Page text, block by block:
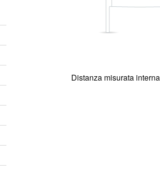
Distanza misurata